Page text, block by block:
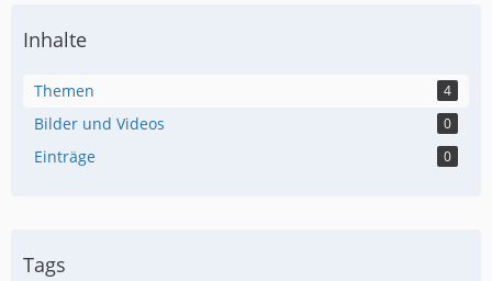
Inhalte
Themen 4
Bilder und Videos 0
Einträge 0
Tags